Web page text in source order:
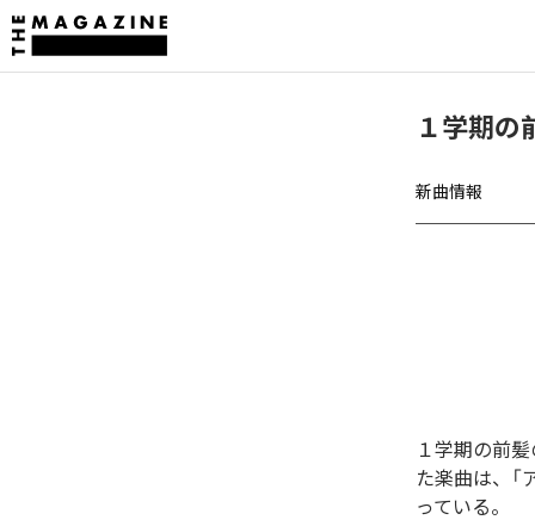
１学期の
新曲情報
１学期の前
た楽曲は、「
っている。